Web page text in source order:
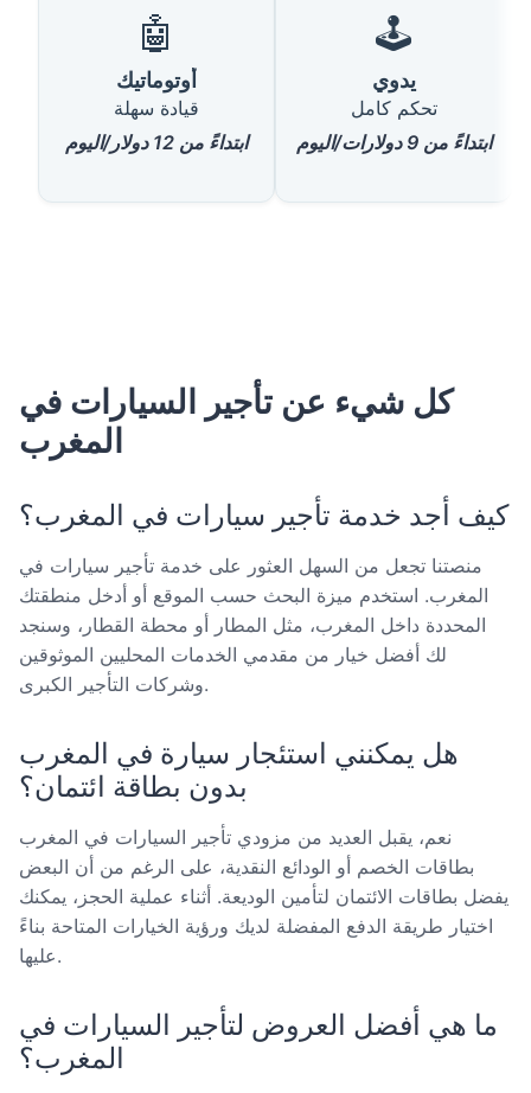
🤖
أوتوماتيك
قيادة سهلة
ابتداءً من 12 دولار/اليوم
🕹️
يدوي
تحكم كامل
ابتداءً من 9 دولارات/اليوم
كل شيء عن تأجير السيارات في
المغرب
كيف أجد خدمة تأجير سيارات في المغرب؟
منصتنا تجعل من السهل العثور على خدمة تأجير سيارات في
المغرب. استخدم ميزة البحث حسب الموقع أو أدخل منطقتك
المحددة داخل المغرب، مثل المطار أو محطة القطار، وسنجد
لك أفضل خيار من مقدمي الخدمات المحليين الموثوقين
وشركات التأجير الكبرى.
هل يمكنني استئجار سيارة في المغرب
بدون بطاقة ائتمان؟
نعم، يقبل العديد من مزودي تأجير السيارات في المغرب
بطاقات الخصم أو الودائع النقدية، على الرغم من أن البعض
يفضل بطاقات الائتمان لتأمين الوديعة. أثناء عملية الحجز، يمكنك
اختيار طريقة الدفع المفضلة لديك ورؤية الخيارات المتاحة بناءً
عليها.
ما هي أفضل العروض لتأجير السيارات في
المغرب؟